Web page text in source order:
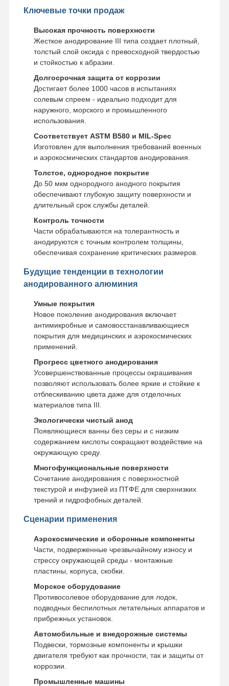
Ключевые точки продаж
Высокая прочность поверхности
Жесткое анодирование III типа создает плотный,
толстый слой оксида с превосходной твердостью
и стойкостью к абразии.
Долгосрочная защита от коррозии
Достигает более 1000 часов в испытаниях
солевым спреем - идеально подходит для
наружного, морского и промышленного
использования.
Соответствует ASTM B580 и MIL-Spec
Изготовлен для выполнения требований военных
и аэрокосмических стандартов анодирования.
Толстое, однородное покрытие
До 50 мкм однородного анодного покрытия
обеспечивают глубокую защиту поверхности и
длительный срок службы деталей.
Контроль точности
Части обрабатываются на толерантность и
анодируются с точным контролем толщины,
обеспечивая сохранение критических размеров.
Будущие тенденции в технологии
анодированного алюминия
Умные покрытия
Новое поколение анодирования включает
антимикробные и самовосстанавливающиеся
покрытия для медицинских и аэрокосмических
применений.
Прогресс цветного анодирования
Усовершенствованные процессы окрашивания
позволяют использовать более яркие и стойкие к
отблескиванию цвета даже для отделочных
материалов типа III.
Экологически чистый анод
Появляющиеся ванны без серы и с низким
содержанием кислоты сокращают воздействие на
окружающую среду.
Многофункциональные поверхности
Сочетание анодирования с поверхностной
текстурой и инфузией из ПТФЕ для сверхнизких
трений и гидрофобных деталей.
Сценарии применения
Аэрокосмические и оборонные компоненты
Части, подверженные чрезвычайному износу и
стрессу окружающей среды - монтажные
пластины, корпуса, скобки.
Морское оборудование
Противосолевое оборудование для лодок,
подводных беспилотных летательных аппаратов и
прибрежных установок.
Автомобильные и внедорожные системы
Подвески, тормозные компоненты и крышки
двигателя требуют как прочности, так и защиты от
коррозии.
Промышленные машины